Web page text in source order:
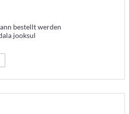
bestellt werden
jooksul